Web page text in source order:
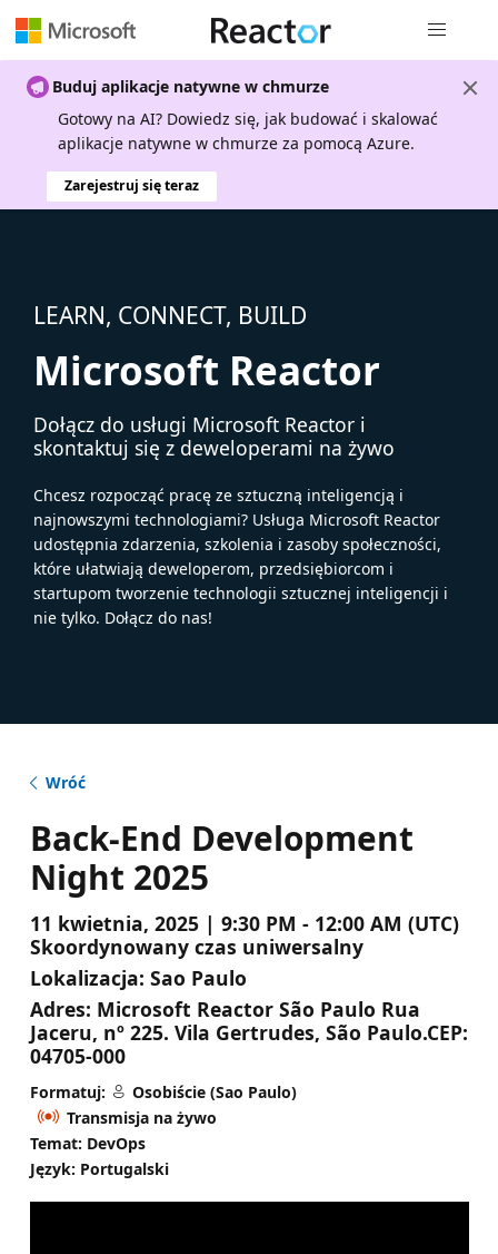
Buduj aplikacje natywne w chmurze
Gotowy na AI? Dowiedz się, jak budować i skalować
aplikacje natywne w chmurze za pomocą Azure.
Zarejestruj się teraz
LEARN, CONNECT, BUILD
Microsoft Reactor
Dołącz do usługi Microsoft Reactor i
skontaktuj się z deweloperami na żywo
Chcesz rozpocząć pracę ze sztuczną inteligencją i
najnowszymi technologiami? Usługa Microsoft Reactor
udostępnia zdarzenia, szkolenia i zasoby społeczności,
które ułatwiają deweloperom, przedsiębiorcom i
startupom tworzenie technologii sztucznej inteligencji i
nie tylko. Dołącz do nas!
Wróć
Back-End Development
Night 2025
11 kwietnia, 2025 | 9:30 PM - 12:00 AM (UTC)
Skoordynowany czas uniwersalny
Lokalizacja: Sao Paulo
Adres: Microsoft Reactor São Paulo Rua
Jaceru, nº 225. Vila Gertrudes, São Paulo.CEP:
04705-000
Formatuj:
Osobiście (Sao Paulo)
Transmisja na żywo
Temat: DevOps
Język: Portugalski